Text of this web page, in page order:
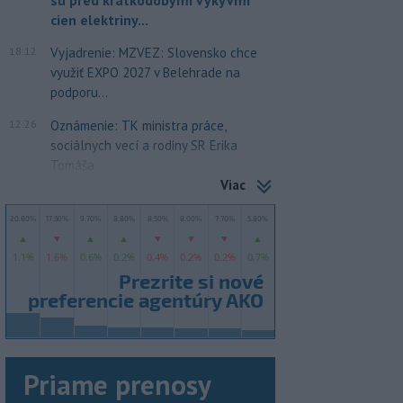
cien elektriny...
18:12
Vyjadrenie: MZVEZ: Slovensko chce
využiť EXPO 2027 v Belehrade na
podporu...
12:26
Oznámenie: TK ministra práce,
sociálnych vecí a rodiny SR Erika
Tomáša
Viac
Priame prenosy